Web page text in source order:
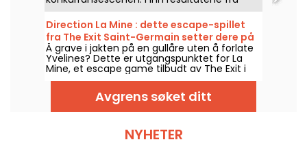
finalene, poengene, vinnerne av hver
turnering og kalenderen for de neste
kampene.
Direction La Mine : dette escape-spillet
fra The Exit Saint-Germain setter dere på
sporet av en glemt skatt
Å grave i jakten på en gullåre uten å forlate
Yvelines? Dette er utgangspunktet for La
Mine, et escape game tilbudt av The Exit i
Saint-Germain-en-Laye, hvor laget ditt drar
ut for å utforske en gammel gruve.
Avgrens søket ditt
NYHETER